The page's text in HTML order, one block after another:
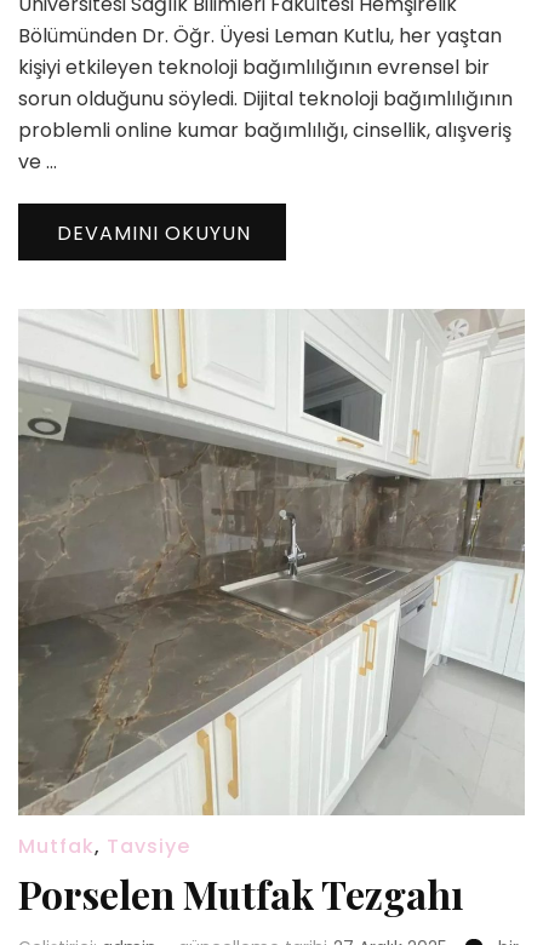
Bölümünden Dr. Öğr. Üyesi Leman Kutlu, her yaştan
kişiyi etkileyen teknoloji bağımlılığının evrensel bir
sorun olduğunu söyledi. Dijital teknoloji bağımlılığının
problemli online kumar bağımlılığı, cinsellik, alışveriş
ve …
DEVAMINI OKUYUN
Mutfak, Tavsiye
Porselen Mutfak Tezgahı